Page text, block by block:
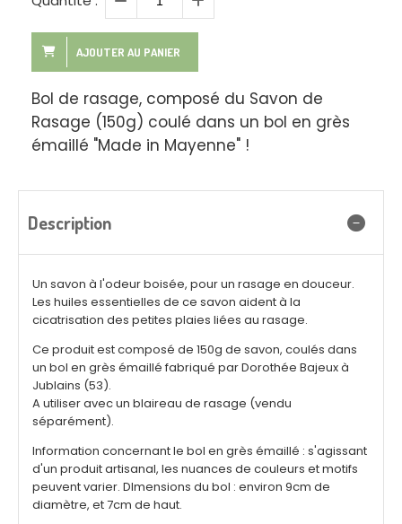
AJOUTER AU PANIER
Bol de rasage, composé du Savon de
Rasage (150g) coulé dans un bol en grès
émaillé "Made in Mayenne" !
Description
Un savon à l'odeur boisée, pour un rasage en douceur.
Les huiles essentielles de ce savon aident à la
cicatrisation des petites plaies liées au rasage.
Ce produit est composé de 150g de savon, coulés dans
un bol en grès émaillé fabriqué par Dorothée Bajeux à
Jublains (53).
A utiliser avec un blaireau de rasage (vendu
séparément).
Information concernant le bol en grès émaillé : s'agissant
d'un produit artisanal, les nuances de couleurs et motifs
peuvent varier. DImensions du bol : environ 9cm de
diamètre, et 7cm de haut.